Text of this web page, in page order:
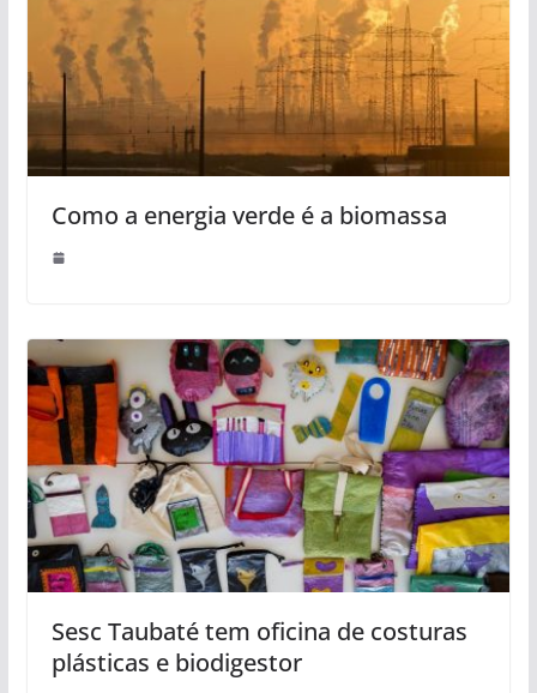
Como a energia verde é a biomassa
Sesc Taubaté tem oficina de costuras
plásticas e biodigestor